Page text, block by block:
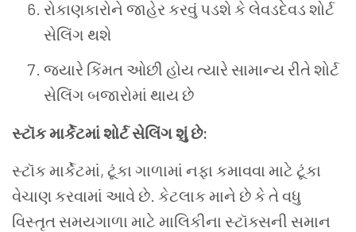
રોકાણકારોને જાહેર કરવું પડશે કે લેવડદેવડ શોર્ટ
સેલિંગ થશે
જ્યારે કિંમત ઓછી હોય ત્યારે સામાન્ય રીતે શોર્ટ
સેલિંગ બજારોમાં થાય છે
સ્ટૉક માર્કેટમાં શોર્ટ સેલિંગ શું છે:
સ્ટૉક માર્કેટમાં, ટૂંકા ગાળામાં નફા કમાવવા માટે ટૂંકા
વેચાણ કરવામાં આવે છે. કેટલાક માને છે કે તે વધુ
વિસ્તૃત સમયગાળા માટે માલિકીના સ્ટૉક્સની સમાન